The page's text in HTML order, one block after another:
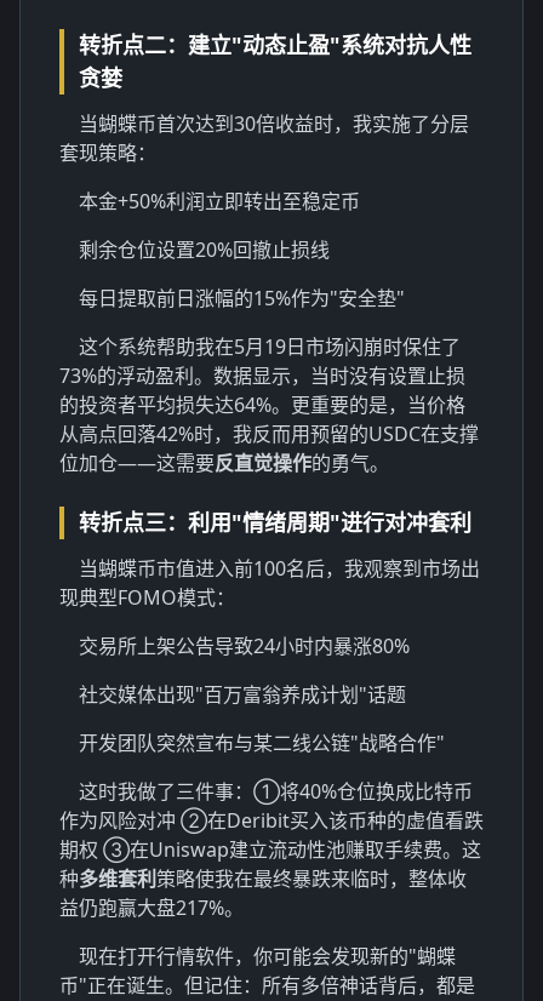
转折点二：建立"动态止盈"系统对抗人性
贪婪
当蝴蝶币首次达到30倍收益时，我实施了分层
套现策略：
本金+50%利润立即转出至稳定币
剩余仓位设置20%回撤止损线
每日提取前日涨幅的15%作为"安全垫"
这个系统帮助我在5月19日市场闪崩时保住了
73%的浮动盈利。数据显示，当时没有设置止损
的投资者平均损失达64%。更重要的是，当价格
从高点回落42%时，我反而用预留的USDC在支撑
位加仓——这需要反直觉操作的勇气。
转折点三：利用"情绪周期"进行对冲套利
当蝴蝶币市值进入前100名后，我观察到市场出
现典型FOMO模式：
交易所上架公告导致24小时内暴涨80%
社交媒体出现"百万富翁养成计划"话题
开发团队突然宣布与某二线公链"战略合作"
这时我做了三件事：①将40%仓位换成比特币
作为风险对冲 ②在Deribit买入该币种的虚值看跌
期权 ③在Uniswap建立流动性池赚取手续费。这
种多维套利 策略使我在最终暴跌来临时，整体收
益仍跑赢大盘217%。
现在打开行情软件，你可能会发现新的"蝴蝶
币"正在诞生。但记住：所有多倍神话背后，都是